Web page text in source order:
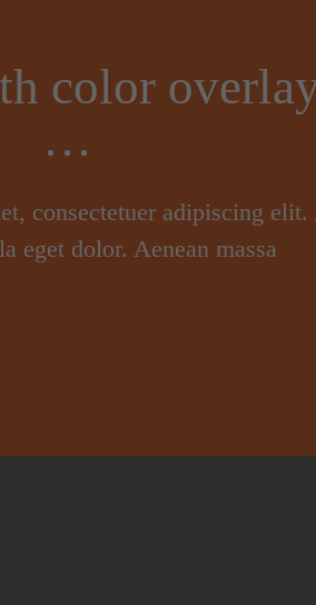
color
consectetuer adipiscing elit.
eget dolor. Aenean massa